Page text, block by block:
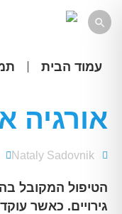
עמוד הבית
אורגיה
Nataly Sadovnik
הטיפול המקובל
גירויים. כאשר
